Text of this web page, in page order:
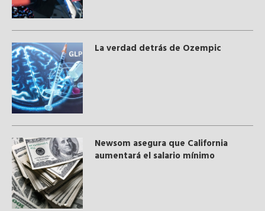
La verdad detrás de Ozempic
Newsom asegura que California
aumentará el salario mínimo